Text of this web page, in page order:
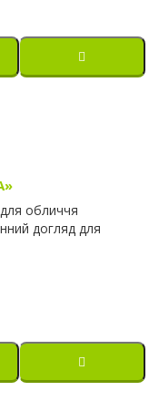
обличчя
догляд для